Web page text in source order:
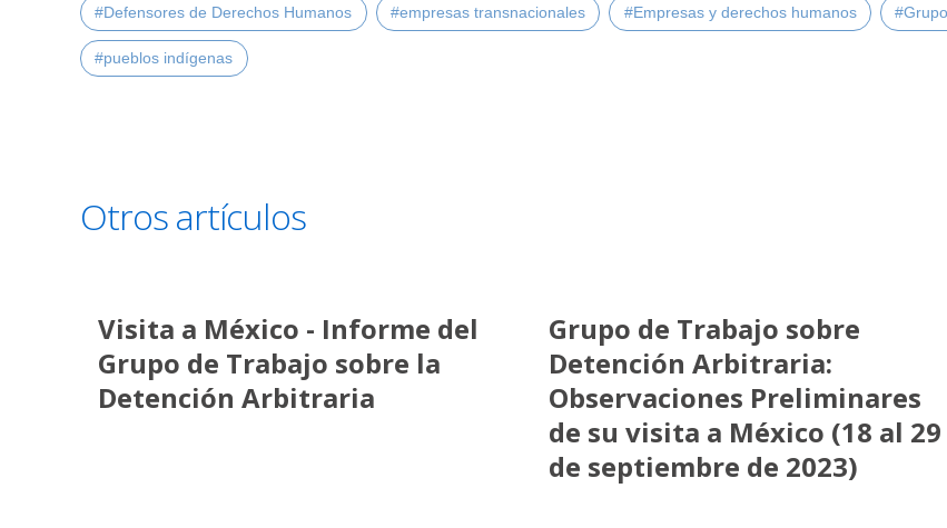
#Defensores de Derechos Humanos #empresas transnacionales #Empresas y derechos humanos
#pueblos indígenas
Otros artículos
Visita a México - Informe del
Grupo de Trabajo sobre la
Detención Arbitraria
Grupo de Trabajo sobre
Detención Arbitraria:
Observaciones Preliminares
de su visita a México (18 al 29
de septiembre de 2023)